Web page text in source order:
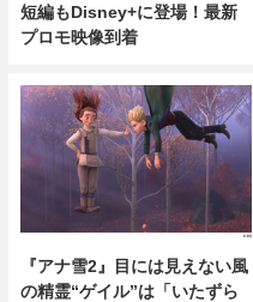
短編もDisney+に登場！最新
プロモ映像到着
『アナ雪2』目には見えない風
の精霊“ゲイル”は「いたずら